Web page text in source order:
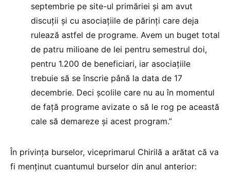
septembrie pe site-ul primăriei şi am avut
discuţii şi cu asociaţiile de părinţi care deja
rulează astfel de programe. Avem un buget total
de patru milioane de lei pentru semestrul doi,
pentru 1.200 de beneficiari, iar asociaţiile
trebuie să se înscrie până la data de 17
decembrie. Deci şcolile care nu au în momentul
de faţă programe avizate o să le rog pe această
cale să demareze şi acest program.”
În privința burselor, viceprimarul Chirilă a arătat că va
fi menținut cuantumul burselor din anul anterior: